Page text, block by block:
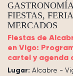
FIESTAS,
MERCADOS
Fiestas de
en Vigo:
cartel y agenda
Lugar: Alcabre -